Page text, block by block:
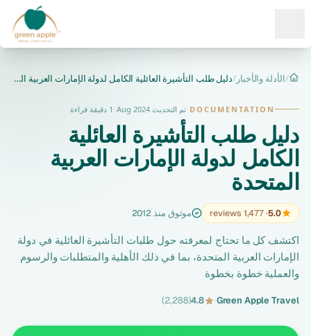
الرئيسية
/الأدلة والأخبار/ دليل طلب التأشيرة العائلية الكامل لدولة الإمارات العربية الم...
DOCUMENTATION
·تم التحديث Aug 2024 · 1 دقيقة قراءة
دليل طلب التأشيرة العائلية
الكامل لدولة الإمارات العربية
المتحدة
5.0
· 1,477 reviews موثوق منذ 2012
اكتشف كل ما تحتاج لمعرفته حول طلبات التأشيرة العائلية في دولة
الإمارات العربية المتحدة، بما في ذلك الأهلية والمتطلبات والرسوم
والعملية خطوة بخطوة
Green Apple Travel
·
4.8
(2,288)